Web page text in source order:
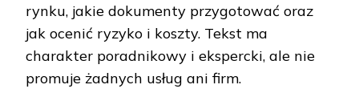
rynku, jakie dokumenty przygotować oraz
jak ocenić ryzyko i koszty. Tekst ma
charakter poradnikowy i ekspercki, ale nie
promuje żadnych usług ani firm.